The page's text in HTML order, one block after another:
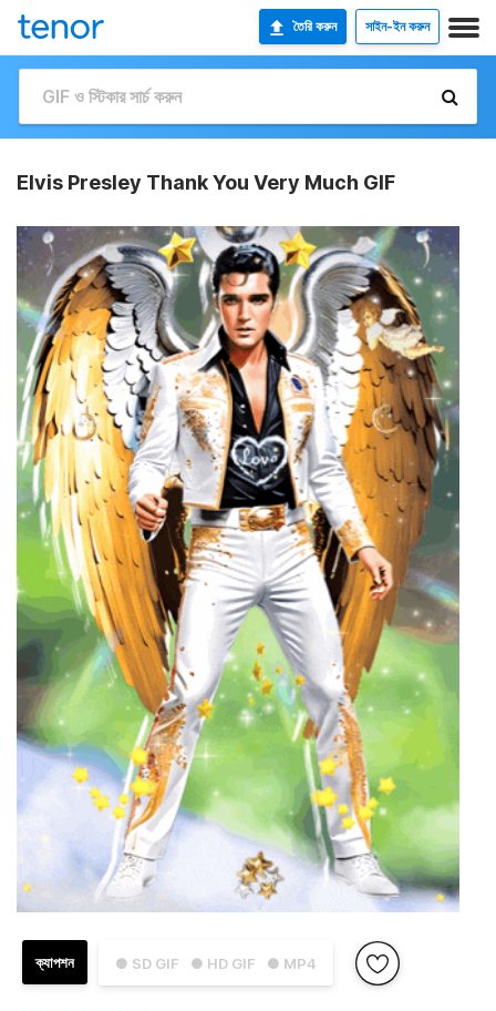
তৈরি করুন সাইন-ইন করুন
Elvis Presley Thank You Very Much GIF
● SD GIF ● HD GIF ● MP4
ক্যাপশন